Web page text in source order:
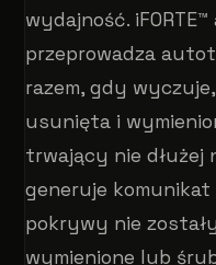
wydajność.
przeprowadza
razem, gdy
usunięta i
trwający nie dłużej
generuje komunikat
pokrywy nie
wymienione lub